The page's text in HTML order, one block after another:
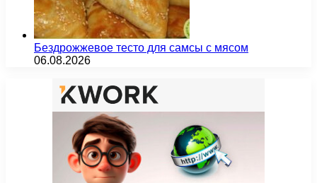
Бездрожжевое тесто для самсы с мясом
06.08.2026